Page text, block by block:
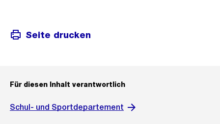
Seite drucken
Für diesen Inhalt verantwortlich
Schul- und Sportdepartement